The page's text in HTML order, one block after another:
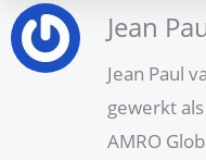
Jean
Jean Paul
gewerkt
AMRO